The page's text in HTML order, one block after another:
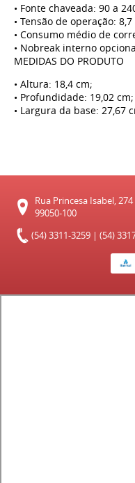
• Fonte chaveada: 90 a
• Tensão de operação: 8,7
• Consumo médio de
• Nobreak interno
MEDIDAS DO PRODUTO
• Altura: 18,4 cm;
• Profundidade: 19,02 cm;
• Largura da base: 27,67
Rua Princesa Isabel,
99050-100
(54) 3311-3259 | (54)